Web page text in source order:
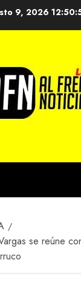
9, 2026
se reúne